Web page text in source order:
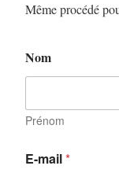
Même procédé
Nom
Prénom
E-mail*